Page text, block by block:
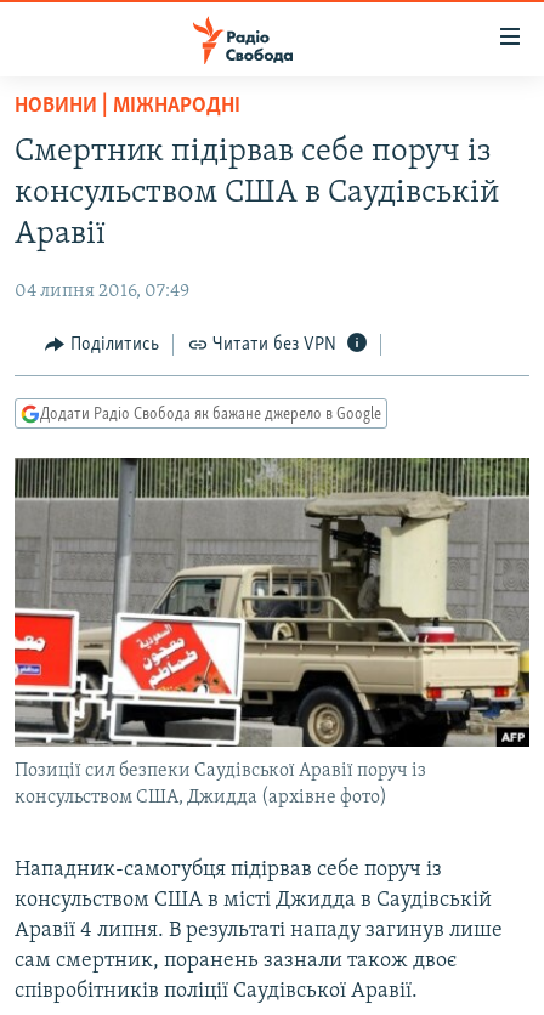
Перейти
основного
матеріалу
Перейти
до
основної
Перейти
до
пошуку
ВСЕ ЗА ДОБУ
СТАТТІ
СУСПІЛЬСТВО
УКРАЇНА
РОСІЙСЬКА «ФІЛЬТРАЦІЯ»
ДОНБАС.РЕАЛІЇ
ТИ ЯК?
СХЕМИ
КИТАЙ.ВИКЛИКИ
МУЛЬТИМЕДІА
ФОТО
СПЕЦПРОЄКТИ
ПОДКАСТИ
КРИМ РЕАЛІЇ
РУС
КТАТ
ДОЛУЧАЙСЯ!
НОВИНИ | МІЖНАРОДНІ
Смертник підірвав себе поруч із
консульством США в Саудівській
Аравії
04 липня 2016, 07:49
Поділитись Читати без VPN
Додати Радіо Свобода як бажане джерело в Google
Позиції сил безпеки Саудівської Аравії поруч із
консульством США, Джидда (архівне фото)
Нападник-самогубця підірвав себе поруч із
консульством США в місті Джидда в Саудівській
Аравії 4 липня. В результаті нападу загинув лише
сам смертник, поранень зазнали також двоє
співробітників поліції Саудівської Аравії.